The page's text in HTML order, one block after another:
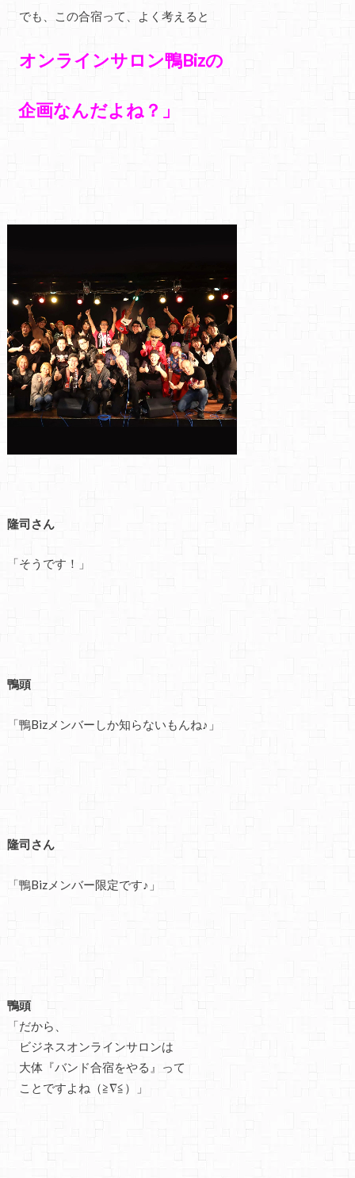
でも、この合宿って、よく考えると
オンラインサロン鴨Bizの
企画なんだよね？」
隆司さん
「そうです！」
鴨頭
「鴨Bizメンバーしか知らないもんね♪」
隆司さん
「鴨Bizメンバー限定です♪」
鴨頭
「だから、
ビジネスオンラインサロンは
大体『バンド合宿をやる』って
ことですよね（≧∇≦）」